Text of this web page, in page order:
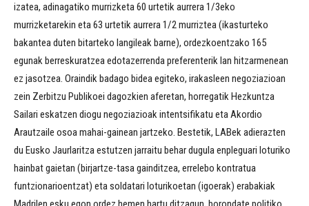
izatea, adinagatiko murrizketa 60 urtetik aurrera 1/3eko
murrizketarekin eta 63 urtetik aurrera 1/2 murriztea (ikasturteko
bakantea duten bitarteko langileak barne), ordezkoentzako 165
egunak berreskuratzea edotazerrenda preferenterik lan hitzarmenean
ez jasotzea. Oraindik badago bidea egiteko, irakasleen negoziazioan
zein Zerbitzu Publikoei dagozkien aferetan, horregatik Hezkuntza
Sailari eskatzen diogu negoziazioak intentsifikatu eta Akordio
Arautzaile osoa mahai-gainean jartzeko. Bestetik, LABek adierazten
du Eusko Jaurlaritza estutzen jarraitu behar dugula enpleguari loturiko
hainbat gaietan (birjartze-tasa gainditzea, errelebo kontratua
funtzionarioentzat) eta soldatari loturikoetan (igoerak) erabakiak